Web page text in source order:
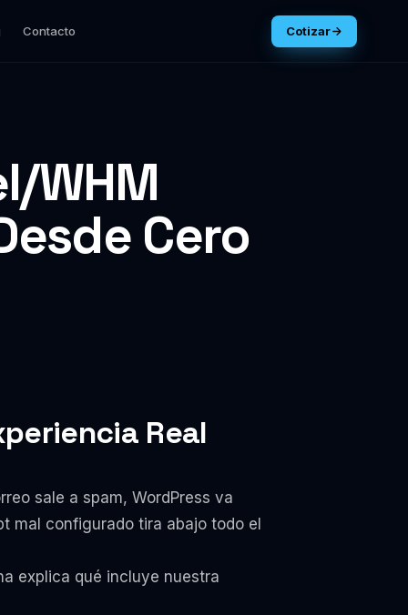
Contacto Cotizar
WHM
Cero
Real
sale a spam, WordPress va
mal configurado tira abajo todo el
explica qué incluye nuestra